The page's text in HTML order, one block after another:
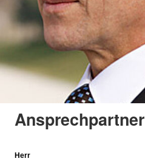
Ansprechpartner
Herr